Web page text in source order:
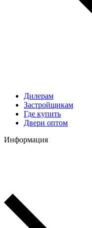
Дилерам
Застройщикам
Где купить
Двери оптом
Информация